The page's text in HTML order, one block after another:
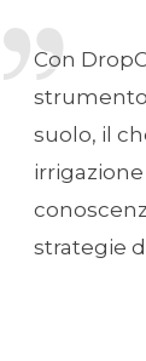
Con
suolo, il
strategie